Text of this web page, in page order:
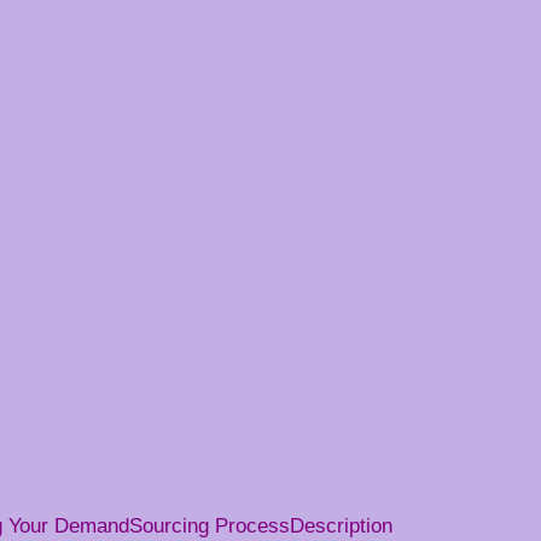
Description
Sourcing Process
Your Demand